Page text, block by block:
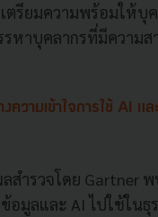
ตรียมความพร้อมให้บุค
หาบุคลากรที่มีความส
งความเข้าใจการใช้ AI แ
สำรวจโดย Gartner
อมูลและ AI ไปใช้ในธุ